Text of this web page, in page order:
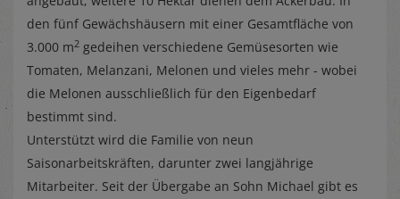
den fünf Gewächshäusern mit einer Gesamtfläche von
3.000 m2 gedeihen verschiedene Gemüsesorten wie
Tomaten, Melanzani, Melonen und vieles mehr - wobei
die Melonen ausschließlich für den Eigenbedarf
bestimmt sind.
Unterstützt wird die Familie von neun
Saisonarbeitskräften, darunter zwei langjährige
Mitarbeiter. Seit der Übergabe an Sohn Michael gibt es